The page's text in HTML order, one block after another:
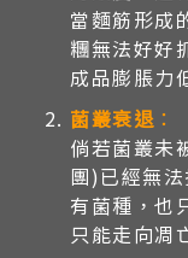
當麵筋形成
糰無法好好
成品膨脹力
菌叢衰退 ：
倘若菌叢未
團)已經無
有菌種，也
只能走向凋